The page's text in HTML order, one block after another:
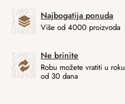
Najbogatija ponuda
Više od 4000 proizvoda
Ne brinite
Robu možete vratiti u roku
od 30 dana